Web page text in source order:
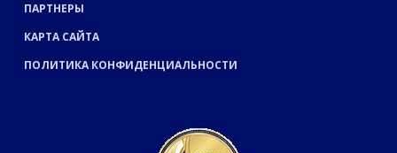
ПАРТНЕРЫ
КАРТА САЙТА
ПОЛИТИКА КОНФИДЕНЦИАЛЬНОСТИ